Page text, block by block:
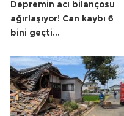
Depremin acı bilançosu
ağırlaşıyor! Can kaybı 6
bini geçti...